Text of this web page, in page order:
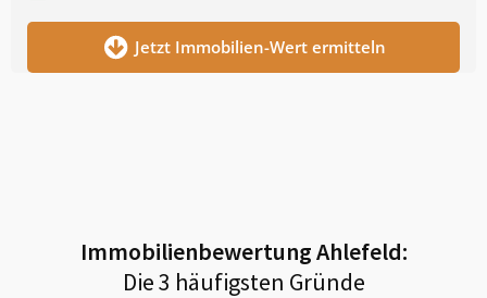
Jetzt Immobilien-Wert ermitteln
ImmobilienbewertungAhlefeld:
Die 3 häufigsten Gründe